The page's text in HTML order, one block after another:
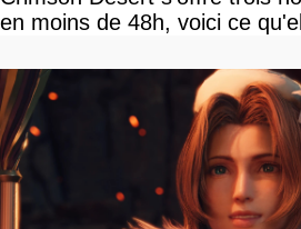
en moins de 48h, voici ce